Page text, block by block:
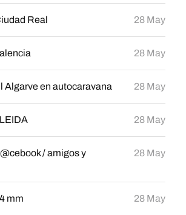
Real 28 May
28 May
Algarve en autocaravana 28 May
28 May
/ amigos y
28 May
mm 28 May